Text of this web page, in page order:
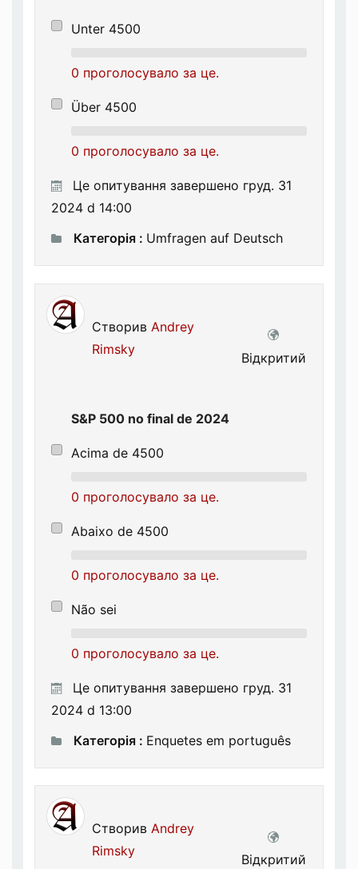
Unter 4500
0 проголосувало за це.
Über 4500
0 проголосувало за це.
Це опитування завершено груд. 31
2024 d 14:00
Категорія : Umfragen auf Deutsch
Створив Andrey
Rimsky
Відкритий
S&P 500 no final de 2024
Acima de 4500
0 проголосувало за це.
Abaixo de 4500
0 проголосувало за це.
Não sei
0 проголосувало за це.
Це опитування завершено груд. 31
2024 d 13:00
Категорія : Enquetes em português
Створив Andrey
Rimsky
Відкритий